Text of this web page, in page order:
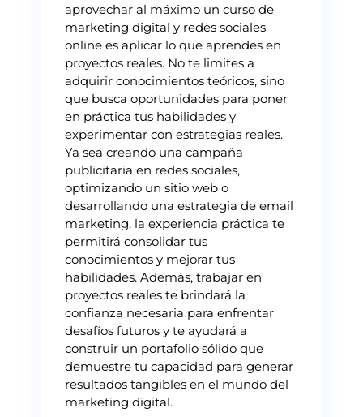
aprovechar al máximo un curso de
marketing digital y redes sociales
online es aplicar lo que aprendes en
proyectos reales. No te limites a
adquirir conocimientos teóricos, sino
que busca oportunidades para poner
en práctica tus habilidades y
experimentar con estrategias reales.
Ya sea creando una campaña
publicitaria en redes sociales,
optimizando un sitio web o
desarrollando una estrategia de email
marketing, la experiencia práctica te
permitirá consolidar tus
conocimientos y mejorar tus
habilidades. Además, trabajar en
proyectos reales te brindará la
confianza necesaria para enfrentar
desafíos futuros y te ayudará a
construir un portafolio sólido que
demuestre tu capacidad para generar
resultados tangibles en el mundo del
marketing digital.